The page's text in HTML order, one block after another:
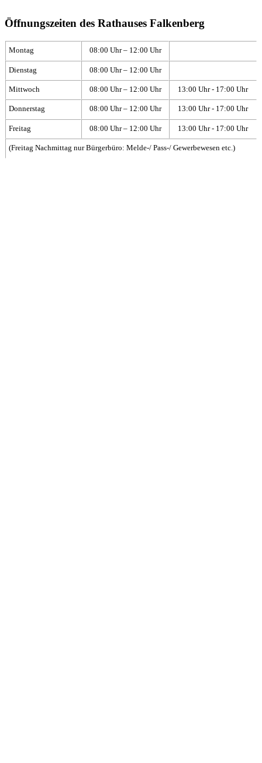
Öffnungszeiten des Rathauses Falkenberg
Montag 08:00 Uhr – 12:00 Uhr
Dienstag 08:00 Uhr – 12:00 Uhr
Mittwoch 08:00 Uhr – 12:00 Uhr 13:00 Uhr - 17:00 Uhr
Donnerstag 08:00 Uhr – 12:00 Uhr 13:00 Uhr - 17:00 Uhr
Freitag 08:00 Uhr – 12:00 Uhr 13:00 Uhr - 17:00 Uhr
(Freitag Nachmittag nur Bürgerbüro: Melde-/ Pass-/ Gewerbewesen etc.)